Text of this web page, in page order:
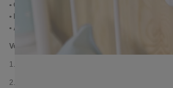
• Ohne Matratze
• Lieferzustand: Zerlegt (in 2 Kartons)
• Andere RAL-Farben auf Anfrage möglich
Verpackungsdetails
1. Karton: 210x80x2030 mm, ≈ 25 kg
2. Karton: 1000x1050x130 mm, ≈ 23 kg